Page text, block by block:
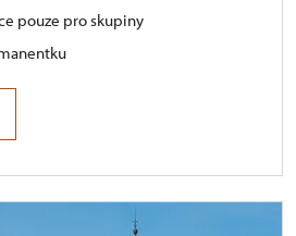
pouze pro skupiny